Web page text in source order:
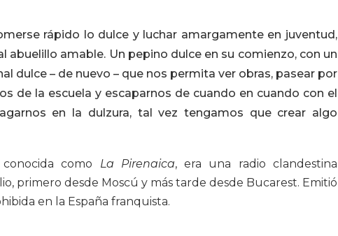
rápido lo dulce y luchar amargamente en juventud,
abuelillo amable. Un pepino dulce en su comienzo, con un
dulce – de nuevo – que nos permita ver obras, pasear por
de la escuela y escaparnos de cuando en cuando con el
en la dulzura, tal vez tengamos que crear algo
conocida como La Pirenaica, era una radio clandestina
primero desde Moscú y más tarde desde Bucarest. Emitió
en la España franquista.